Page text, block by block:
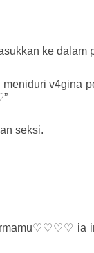
ke dalam
v4gina
seksi.
ia